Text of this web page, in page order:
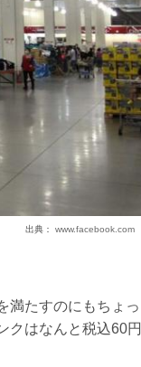
出典： www.facebook.com
満たすのにもちょっ
クはなんと税込60円